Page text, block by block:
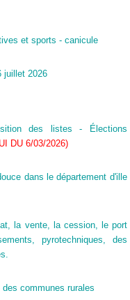
et sports - canicule
juillet 2026
des listes - Élections
DU 6/03/2026)
dans le département d'ille
la vente, la cession, le port
pyrotechniques, des
communes rurales